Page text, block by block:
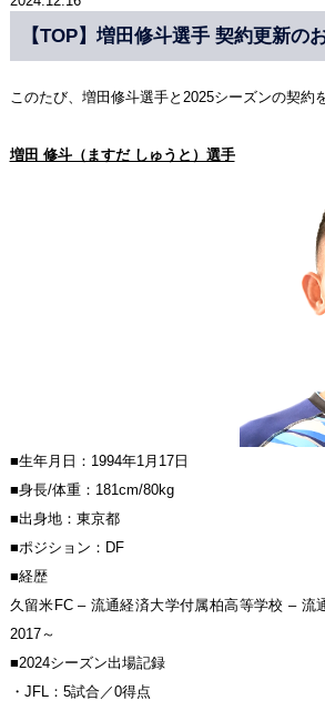
【TOP】増田修斗選手 契約更新の
このたび、増田修斗選手と2025シーズンの契約
増田 修斗（ますだ しゅうと）選手
■生年月日：1994年1月17日
■身長/体重：181cm/80kg
■出身地：東京都
■ポジション：DF
■経歴
久留米FC – 流通経済大学付属柏高等学校 – 流
2017～
■2024シーズン出場記録
・JFL：5試合／0得点